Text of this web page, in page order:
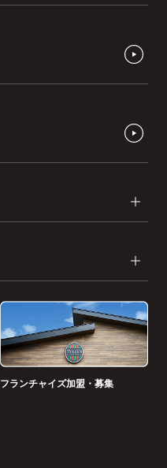
フランチャイズ加盟・募集